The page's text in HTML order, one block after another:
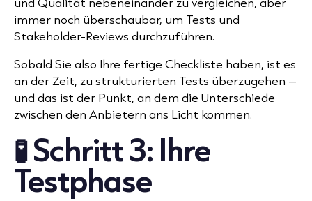
immer noch überschaubar, um Tests und
Stakeholder-Reviews durchzuführen.
Sobald Sie also Ihre fertige Checkliste haben, ist es
an der Zeit, zu strukturierten Tests überzugehen –
und das ist der Punkt, an dem die Unterschiede
zwischen den Anbietern ans Licht kommen.
🧪 Schritt 3: Ihre
Testphase